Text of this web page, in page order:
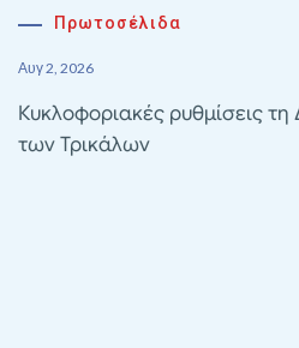
Πρωτοσέλιδα
Αυγ 2, 2026
Κυκλοφοριακές ρυθμίσεις
των Τρικάλων